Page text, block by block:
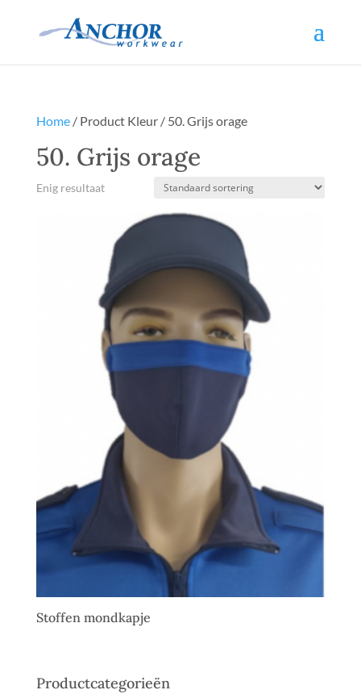
Home/ Product Kleur / 50. Grijs orage
50. Grijs orage
Enig resultaat
Stoffen mondkapje
Productcategorieën